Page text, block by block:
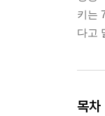
키는
다고
목차